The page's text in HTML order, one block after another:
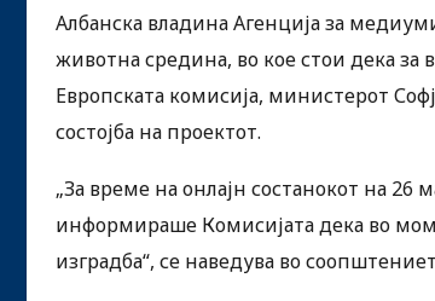
Албанска владина Агенција за
животна средина, во кое стои дека за
Европската комисија, министерот
состојба на проектот.
„За време на онлајн состанокот на 26
информираше Комисијата дека во
изградба“, се наведува во